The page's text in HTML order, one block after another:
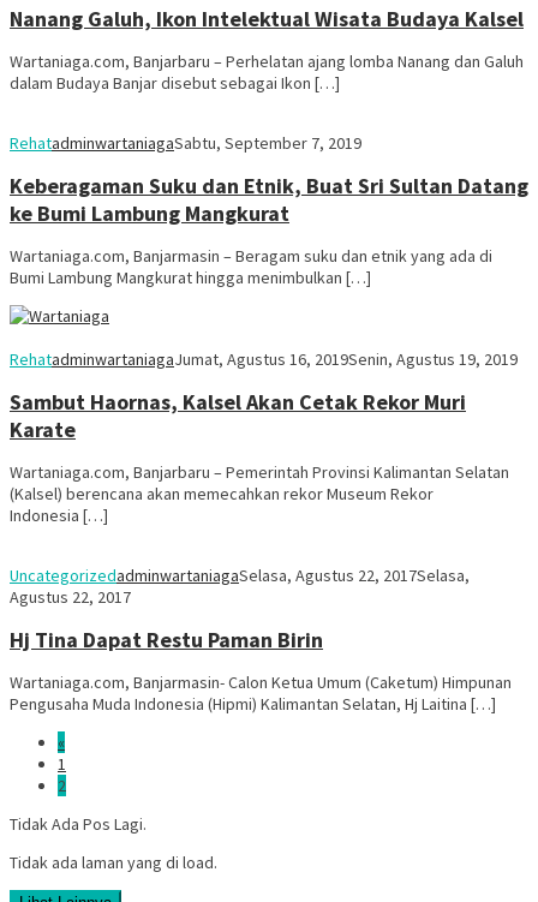
Nanang Galuh, Ikon Intelektual Wisata Budaya Kalsel
Wartaniaga.com, Banjarbaru – Perhelatan ajang lomba Nanang dan Galuh
dalam Budaya Banjar disebut sebagai Ikon […]
RehatadminwartaniagaSabtu, September 7, 2019
Keberagaman Suku dan Etnik, Buat Sri Sultan Datang
ke Bumi Lambung Mangkurat
Wartaniaga.com, Banjarmasin – Beragam suku dan etnik yang ada di
Bumi Lambung Mangkurat hingga menimbulkan […]
RehatadminwartaniagaJumat, Agustus 16, 2019Senin, Agustus 19, 2019
Sambut Haornas, Kalsel Akan Cetak Rekor Muri
Karate
Wartaniaga.com, Banjarbaru – Pemerintah Provinsi Kalimantan Selatan
(Kalsel) berencana akan memecahkan rekor Museum Rekor
Indonesia […]
UncategorizedadminwartaniagaSelasa, Agustus 22, 2017Selasa,
Agustus 22, 2017
Hj Tina Dapat Restu Paman Birin
Wartaniaga.com, Banjarmasin- Calon Ketua Umum (Caketum) Himpunan
Pengusaha Muda Indonesia (Hipmi) Kalimantan Selatan, Hj Laitina […]
«
1
2
Tidak Ada Pos Lagi.
Tidak ada laman yang di load.